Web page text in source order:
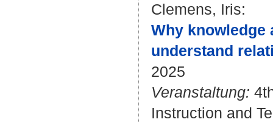
Clemens, Iris:
Why knowledge
understand
2025
Veranstaltung:
Instruction and